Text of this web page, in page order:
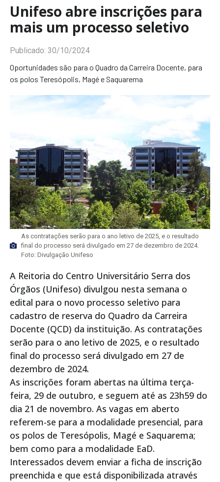
Unifeso abre inscrições para
mais um processo seletivo
Publicado: 30/10/2024
Oportunidades são para o Quadro da Carreira Docente, para
os polos Teresópolis, Magé e Saquarema
As contratações serão para o ano letivo de 2025, e o resultado
final do processo será divulgado em 27 de dezembro de 2024.
Foto: Divulgação Unifeso
A Reitoria do Centro Universitário Serra dos
Órgãos (Unifeso) divulgou nesta semana o
edital para o novo processo seletivo para
cadastro de reserva do Quadro da Carreira
Docente (QCD) da instituição. As contratações
serão para o ano letivo de 2025, e o resultado
final do processo será divulgado em 27 de
dezembro de 2024.
As inscrições foram abertas na última terça-
feira, 29 de outubro, e seguem até as 23h59 do
dia 21 de novembro. As vagas em aberto
referem-se para a modalidade presencial, para
os polos de Teresópolis, Magé e Saquarema;
bem como para a modalidade EaD.
Interessados devem enviar a ficha de inscrição
preenchida e que está disponibilizada através